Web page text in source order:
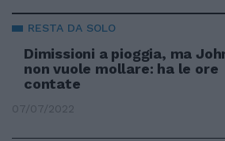
RESTA DA SOLO
Dimissioni a pioggia, ma
non vuole mollare: ha le ore
contate
07/07/2022